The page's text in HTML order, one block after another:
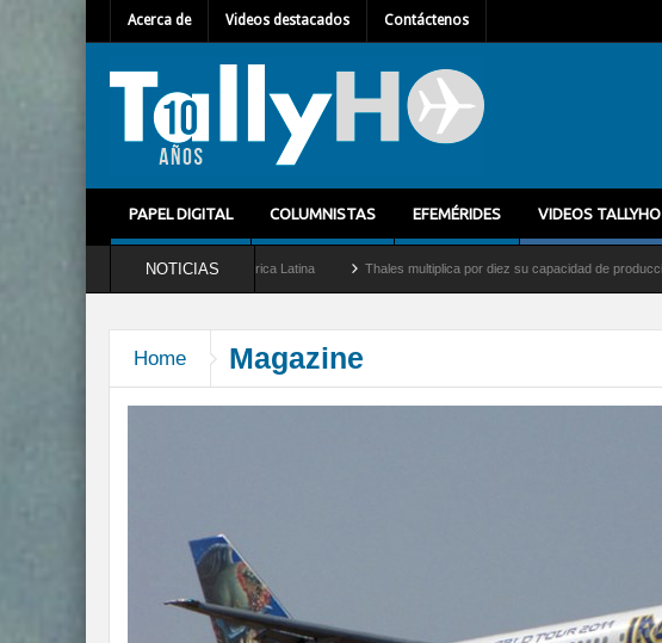
Acerca de Videos destacados Contáctenos
PAPEL DIGITAL COLUMNISTAS EFEMÉRIDES VIDEOS TALLYHO
NOTICIASThales multiplica por diez su capacidad de producción de radares en Brasil
Home Magazine